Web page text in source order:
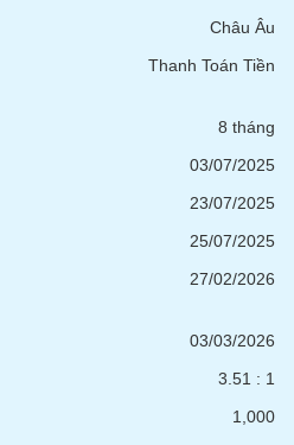
Châu Âu
Thanh Toán Tiền
8 tháng
03/07/2025
23/07/2025
25/07/2025
27/02/2026
03/03/2026
3.51 : 1
1,000